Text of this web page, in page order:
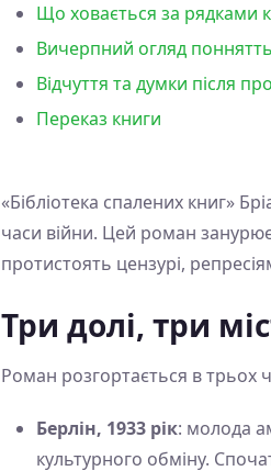
Що ховається за рядками
Вичерпний огляд поннятть
Відчуття та думки після
Переказ книги
«Бібліотека спалених книг»
часи війни. Цей роман
протистоять цензурі,
Три долі, три
Роман розгортається в трьох
Берлін, 1933 рік: молода
культурного обміну.